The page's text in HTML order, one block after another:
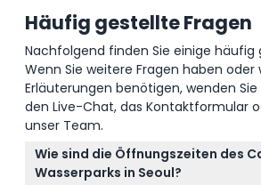
Häufig gestellte Fragen
Nachfolgend finden Sie einige häufig
Wenn Sie weitere Fragen haben oder
Erläuterungen benötigen, wenden
den Live-Chat, das Kontaktformular
unser Team.
Wie sind die Öffnungszeiten des
Wasserparks in Seoul?